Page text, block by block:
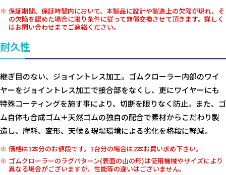
保証期間、保証時間内において、本製品に設計や製造上の欠陥が現れ、そ
の欠陥を認めた場合に限り条件に従って無償交換させて頂きます。詳しく
はお問い合わせまでご連絡ください。
耐久性
継ぎ目のない、ジョイントレス加工。ゴムクローラー内部のワイ
ヤーをジョイントレス加工で接合部をなくし、更にワイヤーにも
特殊コーティングを施す事により、切断を限りなく防止。また、ゴ
ム自体も合成ゴム＋天然ゴムの独自の配合で素材からこだわり製
造し、摩耗、変形、天候＆現場環境による劣化を格段に軽減。
価格は1本分のお値段です。1台分の場合は2本お買い求め下さい。
ゴムクローラーのラグパターン(表面の山の形)は使用機械やサイズにより
異なる場合がございますが、性能等の違いはございません。